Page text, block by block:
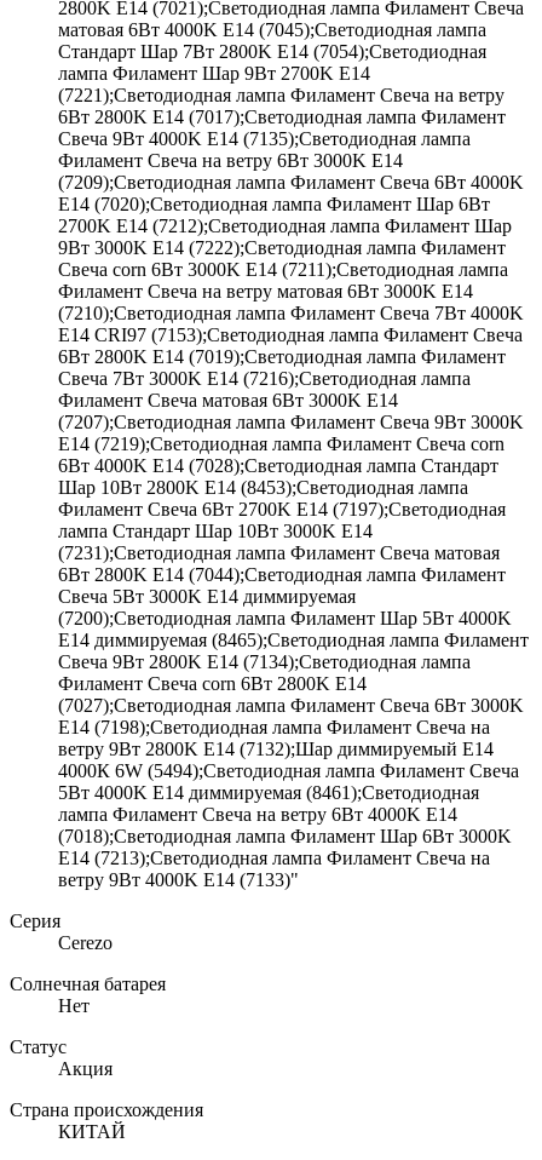
2800K E14 (7021);Светодиодная лампа Филамент Свеча
матовая 6Вт 4000K E14 (7045);Светодиодная лампа
Стандарт Шар 7Вт 2800K E14 (7054);Светодиодная
лампа Филамент Шар 9Вт 2700K E14
(7221);Светодиодная лампа Филамент Свеча на ветру
6Вт 2800K E14 (7017);Светодиодная лампа Филамент
Свеча 9Вт 4000K E14 (7135);Светодиодная лампа
Филамент Свеча на ветру 6Вт 3000K E14
(7209);Светодиодная лампа Филамент Свеча 6Вт 4000K
E14 (7020);Светодиодная лампа Филамент Шар 6Вт
2700K E14 (7212);Светодиодная лампа Филамент Шар
9Вт 3000K E14 (7222);Светодиодная лампа Филамент
Свеча corn 6Вт 3000K E14 (7211);Светодиодная лампа
Филамент Свеча на ветру матовая 6Вт 3000K E14
(7210);Светодиодная лампа Филамент Свеча 7Вт 4000K
E14 CRI97 (7153);Светодиодная лампа Филамент Свеча
6Вт 2800K E14 (7019);Светодиодная лампа Филамент
Свеча 7Вт 3000K E14 (7216);Светодиодная лампа
Филамент Свеча матовая 6Вт 3000K E14
(7207);Светодиодная лампа Филамент Свеча 9Вт 3000K
E14 (7219);Светодиодная лампа Филамент Свеча corn
6Вт 4000K E14 (7028);Светодиодная лампа Стандарт
Шар 10Вт 2800K E14 (8453);Светодиодная лампа
Филамент Свеча 6Вт 2700K E14 (7197);Светодиодная
лампа Стандарт Шар 10Вт 3000K E14
(7231);Светодиодная лампа Филамент Свеча матовая
6Вт 2800K E14 (7044);Светодиодная лампа Филамент
Свеча 5Вт 3000K E14 диммируемая
(7200);Светодиодная лампа Филамент Шар 5Вт 4000K
E14 диммируемая (8465);Светодиодная лампа Филамент
Свеча 9Вт 2800K E14 (7134);Светодиодная лампа
Филамент Свеча corn 6Вт 2800K E14
(7027);Светодиодная лампа Филамент Свеча 6Вт 3000K
E14 (7198);Светодиодная лампа Филамент Свеча на
ветру 9Вт 2800K E14 (7132);Шар диммируемый Е14
4000К 6W (5494);Светодиодная лампа Филамент Свеча
5Вт 4000K E14 диммируемая (8461);Светодиодная
лампа Филамент Свеча на ветру 6Вт 4000K E14
(7018);Светодиодная лампа Филамент Шар 6Вт 3000K
E14 (7213);Светодиодная лампа Филамент Свеча на
ветру 9Вт 4000K E14 (7133)"
Серия
Cerezo
Солнечная батарея
Нет
Статус
Акция
Страна происхождения
КИТАЙ